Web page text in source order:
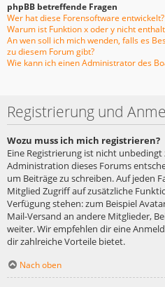
phpBB betreffende Fragen
Wer hat diese Forensoftware entwickelt?
Warum ist Funktion x oder y nicht
An wen soll ich mich wenden, falls es
zu diesem Forum gibt?
Wie kann ich einen Administrator des
Registrierung und
Wozu muss ich mich registrieren?
Eine Registrierung ist nicht unbedingt
Administration dieses Forums
um Beiträge zu schreiben. Auf jeden
Mitglied Zugriff auf zusätzliche
Verfügung stehen: zum Beispiel
Mail-Versand an andere Mitglieder,
weiter. Wir empfehlen dir eine
dir zahlreiche Vorteile bietet.
Nach oben